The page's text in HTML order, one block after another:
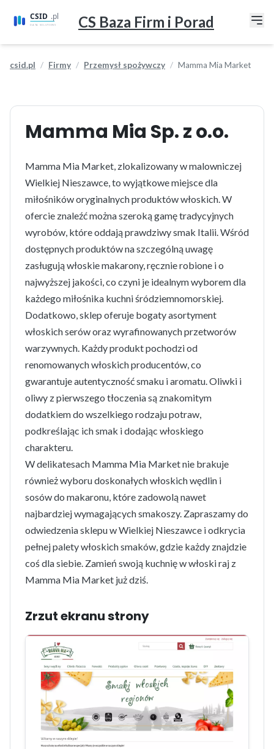
CS Baza Firm i Porad
csid.pl Firmy Przemysł spożywczy Mamma Mia Market
Mamma Mia Sp. z o.o.
Mamma Mia Market, zlokalizowany w malowniczej
Wielkiej Nieszawce, to wyjątkowe miejsce dla
miłośników oryginalnych produktów włoskich. W
ofercie znaleźć można szeroką gamę tradycyjnych
wyrobów, które oddają prawdziwy smak Italii. Wśród
dostępnych produktów na szczególną uwagę
zasługują włoskie makarony, ręcznie robione i o
najwyższej jakości, co czyni je idealnym wyborem dla
każdego miłośnika kuchni śródziemnomorskiej.
Dodatkowo, sklep oferuje bogaty asortyment
włoskich serów oraz wyrafinowanych przetworów
warzywnych. Każdy produkt pochodzi od
renomowanych włoskich producentów, co
gwarantuje autentyczność smaku i aromatu. Oliwki i
oliwy z pierwszego tłoczenia są znakomitym
dodatkiem do wszelkiego rodzaju potraw,
podkreślając ich smak i dodając włoskiego
charakteru.
W delikatesach Mamma Mia Market nie brakuje
również wyboru doskonałych włoskich wędlin i
sosów do makaronu, które zadowolą nawet
najbardziej wymagających smakoszy. Zapraszamy do
odwiedzenia sklepu w Wielkiej Nieszawce i odkrycia
pełnej palety włoskich smaków, gdzie każdy znajdzie
coś dla siebie. Zamień swoją kuchnię w włoski raj z
Mamma Mia Market już dziś.
Zrzut ekranu strony